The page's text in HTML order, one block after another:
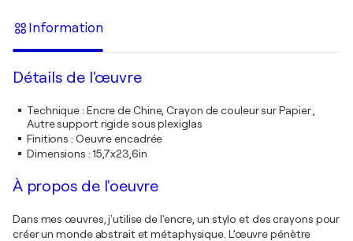
Information
Détails de l'œuvre
Technique: Encre de Chine, Crayon de couleur sur Papier ,
Autre support rigide sous plexiglas
Finitions : Oeuvre encadrée
Dimensions : 15,7x23,6in
À propos de l'oeuvre
Dans mes œuvres, j'utilise de l'encre, un stylo et des crayons pour
créer un monde abstrait et métaphysique. L’œuvre pénètre